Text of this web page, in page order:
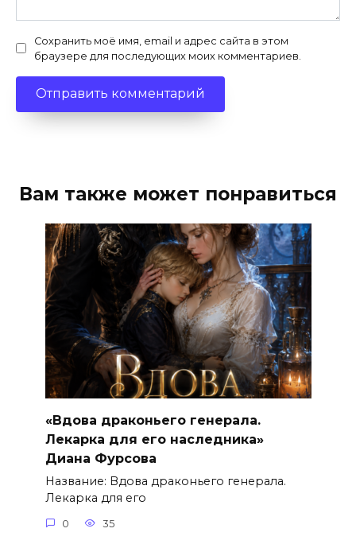
Сохранить моё имя, email и адрес сайта в этом
браузере для последующих моих комментариев.
Вам также может понравиться
«Вдова драконьего генерала.
Лекарка для его наследника»
Диана Фурсова
Название: Вдова драконьего генерала.
Лекарка для его
0 35